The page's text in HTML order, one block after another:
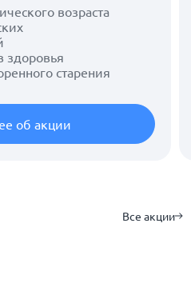
возраста
здоровья
старения
об акции
Все акции